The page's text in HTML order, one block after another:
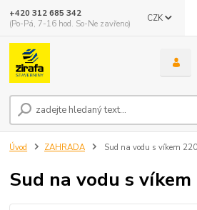
CZK
+420 312 685 342
(Po-Pá, 7-16 hod. So-Ne zavřeno)
Úvod ZAHRADA Sud na vodu s víkem
Sud na vodu s víkem